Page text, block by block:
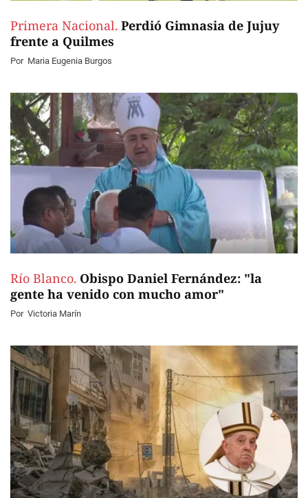
Primera Nacional. Perdió Gimnasia de Jujuy
frente a Quilmes
Por Maria Eugenia Burgos
Río Blanco. Obispo Daniel Fernández: "la
gente ha venido con mucho amor"
Por Victoria Marín